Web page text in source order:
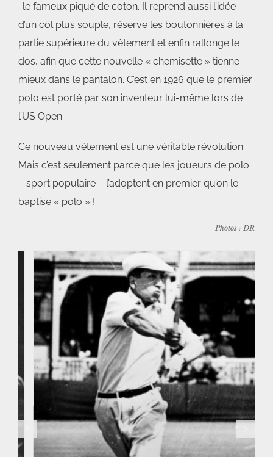
: le fameux piqué de coton. Il reprend aussi l’idée
d’un col plus souple, réserve les boutonnières à la
partie supérieure du vêtement et enfin rallonge le
dos, afin que cette nouvelle « chemisette » tienne
mieux dans le pantalon. C’est en 1926 que le premier
polo est porté par son inventeur lui-même lors de
l’US Open.
Ce nouveau vêtement est une véritable révolution.
Mais c’est seulement parce que les joueurs de polo
– sport populaire – l’adoptent en premier qu’on le
baptise « polo » !
Photos : DR